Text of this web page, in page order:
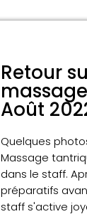
Retour
Août
Quelques
Massage
dans le staff.
préparatifs
staff s'active